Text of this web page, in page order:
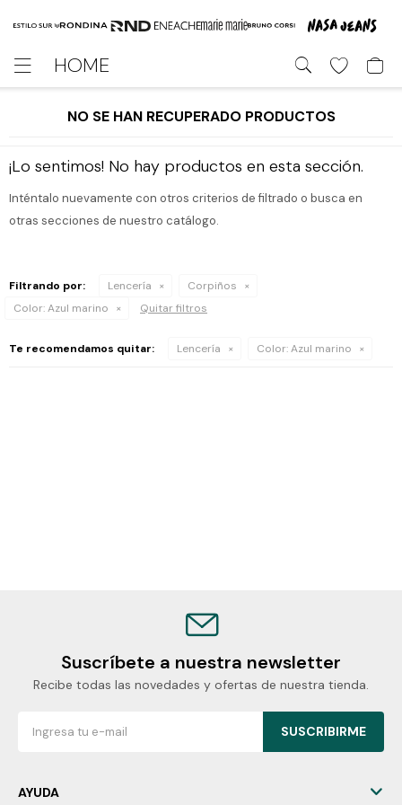
HOME

NO SE HAN RECUPERADO PRODUCTOS
¡Lo sentimos! No hay productos en esta sección.
Inténtalo nuevamente con otros criterios de filtrado o busca en
otras secciones de nuestro catálogo.
Filtrando por: Lencería
Corpiños
Color:Azul marino Quitar filtros
Te recomendamos quitar: Lencería Color:Azul marino
Suscríbete a nuestra newsletter
Recibe todas las novedades y ofertas de nuestra tienda.
SUSCRIBIRME
AYUDA